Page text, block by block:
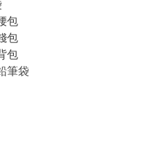
包
包
包
筆袋